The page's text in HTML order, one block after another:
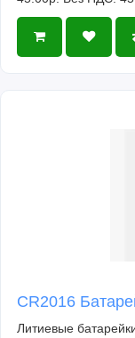
CR2016
Литиевые